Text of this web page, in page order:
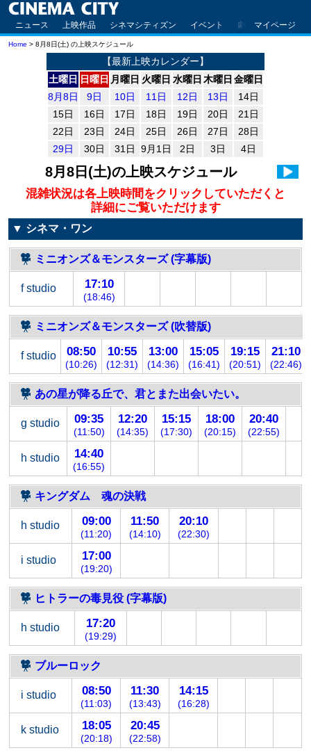
ニュース 上映作品 シネマシティズン イベント 劇場案内 アク
マイページ
Home > 8月8日(土) の上映スケジュール
8月8日(土)の上映スケジュール
混雑状況は各上映時間をクリックしていただくと
詳細にご覧いただけます
▼ シネマ・ワン
ミニオンズ＆モンスターズ (字幕版)
f studio 17:10
(18:46)
ミニオンズ＆モンスターズ (吹替版)
f studio 08:50
(10:26)
10:55
(12:31)
13:00
(14:36)
15:05
(16:41)
19:15
(20:51)
21:10
(22:46)
あの星が降る丘で、君とまた出会いたい。
g studio 09:35
(11:50)
12:20
(14:35)
15:15
(17:30)
18:00
(20:15)
20:40
(22:55)
h studio 14:40
(16:55)
キングダム 魂の決戦
h studio 09:00
(11:20)
11:50
(14:10)
20:10
(22:30)
i studio 17:00
(19:20)
ヒトラーの毒見役 (字幕版)
h studio 17:20
(19:29)
ブルーロック
i studio 08:50
(11:03)
11:30
(13:43)
14:15
(16:28)
k studio 18:05
(20:18)
20:45
(22:58)
【最新上映カレンダー】
土曜日 日曜日 月曜日 火曜日 水曜日 木曜日 金曜日
8月8日
9日 10日 11日 12日 13日
14日
15日
16日 17日 18日 19日 20日
21日
22日
23日 24日 25日 26日 27日
28日
29日
30日 31日 9月1日 2日 3日 4日